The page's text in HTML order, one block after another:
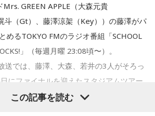
したり、使い始めたりするタイミングと
。
てくる」という言い伝えに由来するもの
として親しまれている考え方です。
したからといって金運の上昇が保証され
一度巡ってくる吉日です。
行って千里帰る」という言い伝えがあ
のが無事に戻ってくる」と考えられてき
GREEN APPLE（大森元貴
斗（Gt）、藤澤涼架（Key））の藤澤がパ
めるTOKYO FMのラジオ番組「SCHOOL
」（毎週月曜 23:08頃〜）。
送では、藤澤、大森、若井の3人がそろっ
にファイナルを迎えたスタジアムツアー
/ミュータブル〜間奏編〜」を振り返りま
この記事を読む